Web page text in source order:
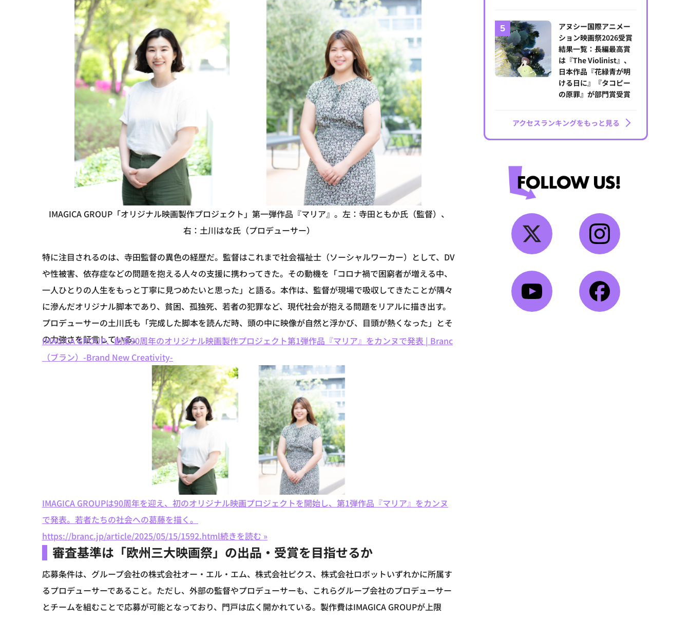
IMAGICA GROUP「オリジナル映画製作プロジェクト」第一弾作品『マリア』。左：寺田ともか氏（監督）、
右：土川はな氏（プロデューサー）
特に注目されるのは、寺田監督の異色の経歴だ。監督はこれまで社会福祉士（ソーシャルワーカー）として、DV
や性被害、依存症などの問題を抱える人々の支援に携わってきた。その動機を「コロナ禍で困窮者が増える中、
一人ひとりの人生をもっと丁寧に見つめたいと思った」と語る。本作は、監督が現場で吸収してきたことが隅々
に滲んだオリジナル脚本であり、貧困、孤独死、若者の犯罪など、現代社会が抱える問題をリアルに描き出す。
プロデューサーの土川氏も「完成した脚本を読んだ時、頭の中に映像が自然と浮かび、目頭が熱くなった」とそ
の力強さを証言している。
IMAGICA GROUP、創業90周年のオリジナル映画製作プロジェクト第1弾作品『マリア』をカンヌで発表 | Branc
（ブラン）-Brand New Creativity-
IMAGICA GROUPは90周年を迎え、初のオリジナル映画プロジェクトを開始し、第1弾作品『マリア』をカンヌ
で発表。若者たちの社会への葛藤を描く。
https://branc.jp/article/2025/05/15/1592.html続きを読む »
審査基準は「欧州三大映画祭」の出品・受賞を目指せるか
応募条件は、グループ会社の株式会社オー・エル・エム、株式会社ピクス、株式会社ロボットいずれかに所属す
るプロデューサーであること。ただし、外部の監督やプロデューサーも、これらグループ会社のプロデューサー
とチームを組むことで応募が可能となっており、門戸は広く開かれている。製作費はIMAGICA GROUPが上限
アヌシー国際アニメー
ション映画祭2026受賞
結果一覧：長編最高賞
は『The Violinist』、
日本作品『花緑青が明
ける日に』『タコピー
の原罪』が部門賞受賞
アクセスランキングをもっと見る